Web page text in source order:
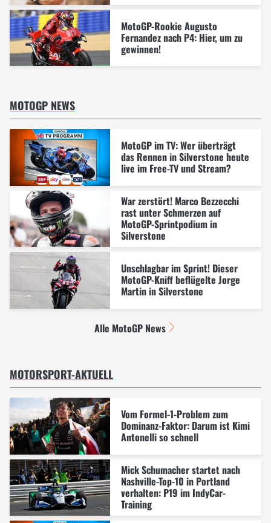
MotoGP-Rookie Augusto
Fernandez nach P4: Hier, um zu
gewinnen!
MOTOGP NEWS
MotoGP im TV: Wer überträgt
das Rennen in Silverstone heute
live im Free-TV und Stream?
War zerstört! Marco Bezzecchi
rast unter Schmerzen auf
MotoGP-Sprintpodium in
Silverstone
Unschlagbar im Sprint! Dieser
MotoGP-Kniff beflügelte Jorge
Martin in Silverstone
Alle MotoGP News
MOTORSPORT-AKTUELL
Vom Formel-1-Problem zum
Dominanz-Faktor: Darum ist Kimi
Antonelli so schnell
Mick Schumacher startet nach
Nashville-Top-10 in Portland
verhalten: P19 im IndyCar-
Training